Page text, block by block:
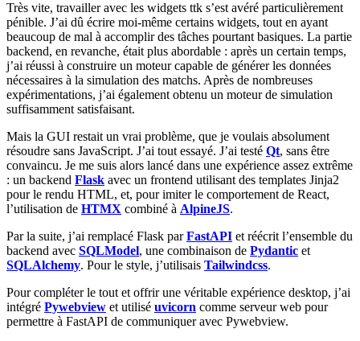
Très vite, travailler avec les widgets ttk s’est avéré particulièrement
pénible. J’ai dû écrire moi-même certains widgets, tout en ayant
beaucoup de mal à accomplir des tâches pourtant basiques. La partie
backend, en revanche, était plus abordable : après un certain temps,
j’ai réussi à construire un moteur capable de générer les données
nécessaires à la simulation des matchs. Après de nombreuses
expérimentations, j’ai également obtenu un moteur de simulation
suffisamment satisfaisant.
Mais la GUI restait un vrai problème, que je voulais absolument
résoudre sans JavaScript. J’ai tout essayé. J’ai testé Qt, sans être
convaincu. Je me suis alors lancé dans une expérience assez extrême
: un backend Flask avec un frontend utilisant des templates Jinja2
pour le rendu HTML, et, pour imiter le comportement de React,
l’utilisation de HTMX combiné à AlpineJS.
Par la suite, j’ai remplacé Flask parFastAPI et réécrit l’ensemble du
backend avec SQLModel, une combinaison de Pydantic et
SQLAlchemy. Pour le style, j’utilisais Tailwindcss.
Pour compléter le tout et offrir une véritable expérience desktop, j’ai
intégré Pywebview et utilisé uvicorn comme serveur web pour
permettre à FastAPI de communiquer avec Pywebview.